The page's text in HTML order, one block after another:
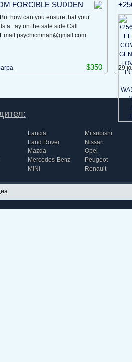
FORCIBLE SUDDEN
how can you ensure that your
a...ay on the safe side Call
$350 29
Lancia
Land Rover
Mazda
Mercedes-Benz
MINI
Mitsubishi
Nissan
Opel
Peugeot
Renault